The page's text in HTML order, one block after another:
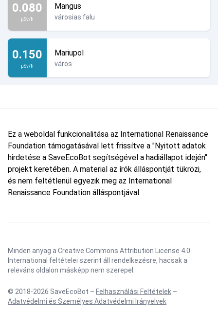
0.080
µSv/h
Mangus
városias falu
0.150
µSv/h
Mariupol
város
Ez a weboldal funkcionalitása az International Renaissance
Foundation támogatásával lett frissítve a "Nyitott adatok
hirdetése a SaveEcoBot segítségével a hadiállapot idején"
projekt keretében. A material az írók álláspontját tükrözi,
és nem feltétlenül egyezik meg az International
Renaissance Foundation álláspontjával.
Minden anyag a Creative Commons Attribution License 4.0
International feltételei szerint áll rendelkezésre, hacsak a
releváns oldalon másképp nem szerepel.
© 2018-2026 SaveEcoBot – Felhasználási Feltételek –
Adatvédelmi és Személyes Adatvédelmi Irányelvek